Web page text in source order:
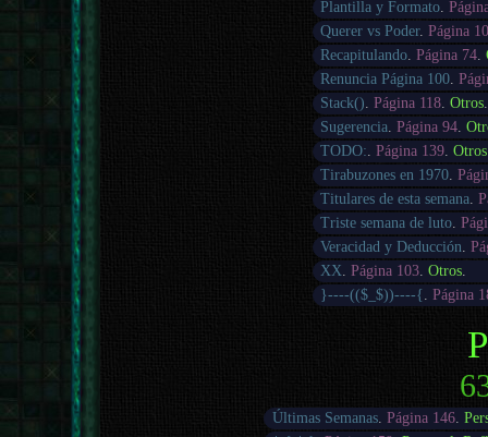
Plantilla y Formato.
Querer vs Poder.Página
Recapitulando.Página 74.
Renuncia Página 100.
Stack().Página 118.Otros.
Sugerencia.Página 94.
TODO:.Página 139.Otros
Tirabuzones en 1970.
Titulares de esta semana.
Triste semana de luto.
Veracidad y Deducción.
XX.Página 103.Otros.
}----(($_$))----{ .Página
Últimas Semanas. Página 146.